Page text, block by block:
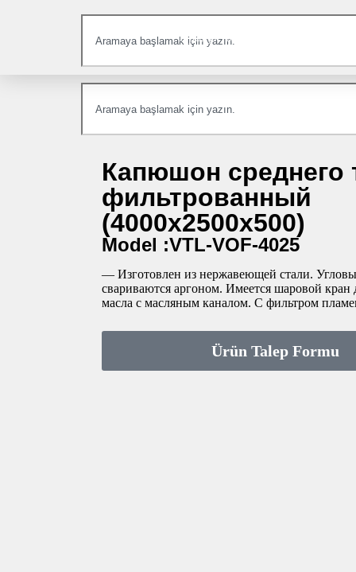
Продукты
Капюшон среднего
фильтрованный
(4000x2500x500)
Model :VTL-VOF-4025
— Изготовлен из нержавеющей стали.
свариваются аргоном. Имеется шаровой кран
масла с масляным каналом. С фильтром
Ürün Talep Formu